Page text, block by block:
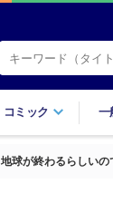
コミック 一
地球が終わるらしいの